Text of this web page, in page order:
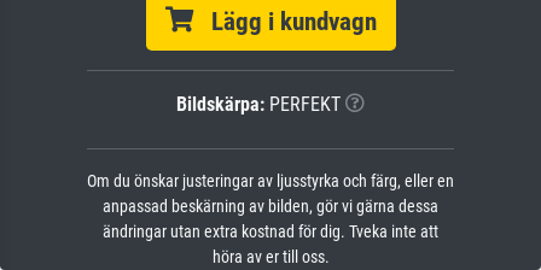
Lägg i kundvagn
Bildskärpa: PERFEKT
Om du önskar justeringar av ljusstyrka och färg, eller en
anpassad beskärning av bilden, gör vi gärna dessa
ändringar utan extra kostnad för dig. Tveka inte att
höra av er till oss.